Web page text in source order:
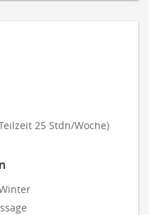
25 Stdn/Woche)